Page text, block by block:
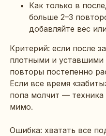
Как только в
больше 2–3
добавляйте вес
Критерий: если после
плотными и уставшими
повторы постепенно
Если все время
попа молчит —
мимо.
Ошибка: хватать все